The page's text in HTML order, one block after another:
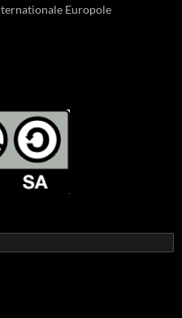
Europole